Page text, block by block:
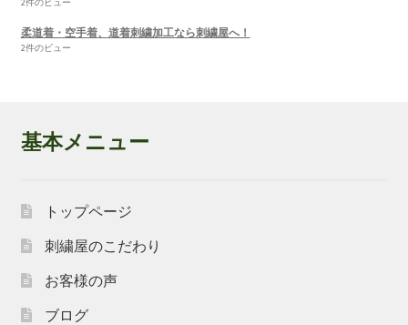
2件のビュー
柔道着・空手着、道着刺繍加工なら刺繍屋へ！
2件のビュー
基本メニュー
トップページ
刺繍屋のこだわり
お客様の声
ブログ